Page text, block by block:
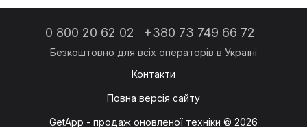
0 800 20 62 02 +380 73 749 66 72
Контакти
Повна версія сайту
GetApp - продаж оновленої техніки © 2026